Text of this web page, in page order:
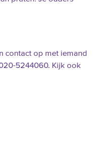
contact op met iemand
5244060. Kijk ook